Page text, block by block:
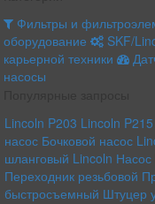
Фильтры и
оборудование
SKF/
карьерной техники
насосы
Lincoln P203 Lincoln P215
насос Бочковой насос
шланговый Lincoln
Переходник резьбовой
быстросъемный Штуцер